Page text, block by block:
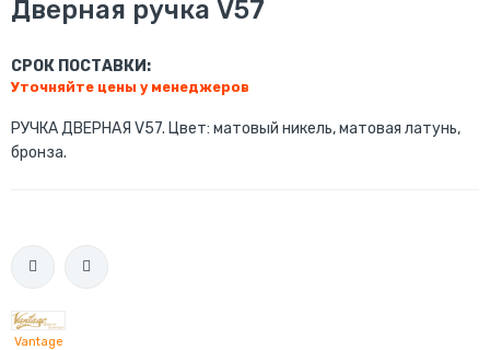
к
галереи
изображений
Дверная ручка V57
СРОК ПОСТАВКИ:
Уточняйте цены у менеджеров
РУЧКА ДВЕРНАЯ V57. Цвет: матовый никель, матовая латунь,
бронза.
Vantage